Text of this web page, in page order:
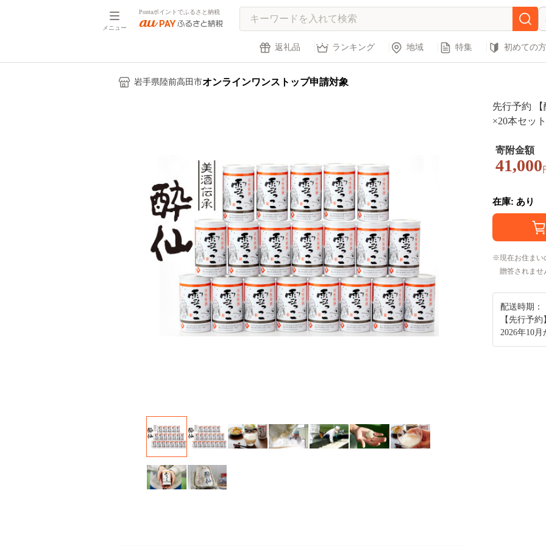
メニュー
Pontaポイントでふるさと納税
返礼品 ランキング 地域 特集 初めての方
岩手県陸前高田市オンラインワンストップ申請対象
先行予約
×20本セッ
T443
寄附金額
41,000
在庫: あり
現在お住まい
贈答されませ
配送時期：
【先行予約
2026年10